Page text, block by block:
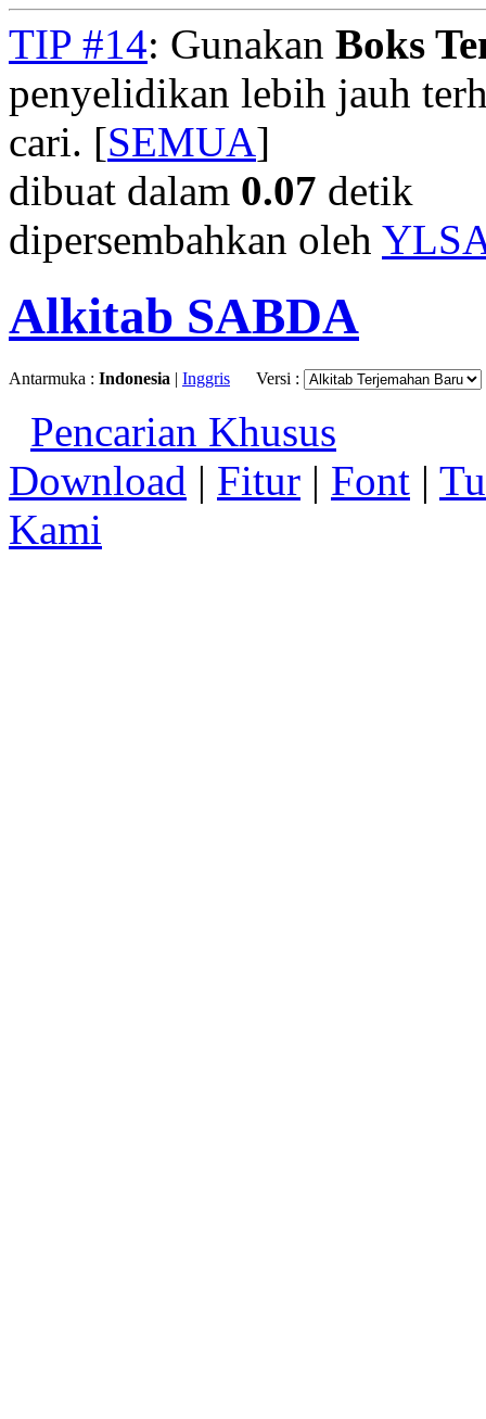
TIP #14: Gunakan Boks
penyelidikan lebih jauh
cari. [SEMUA]
dibuat dalam 0.07 detik
dipersembahkan oleh
Alkitab SABDA
Antarmuka : Indonesia | Inggris Versi :
Pencarian Khusus
Download | Fitur | Font |
Kami